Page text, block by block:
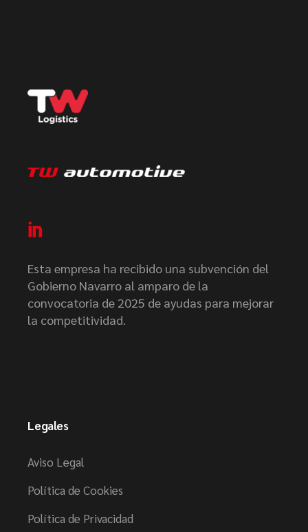
Esta empresa ha recibido una subvención del
Gobierno Navarro al amparo de la
convocatoria de 2025 de ayudas para mejorar
la competitividad.
Legales
Aviso Legal
Política de Cookies
Política de Privacidad